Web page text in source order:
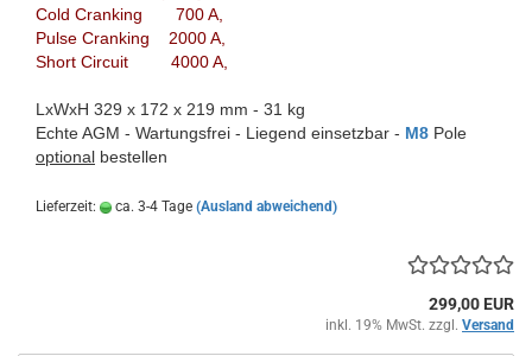
Cold Cranking 700 A,
Pulse Cranking 2000 A,
Short Circuit 4000 A,
LxWxH 329 x 172 x 219 mm - 31 kg
Echte AGM - Wartungsfrei - Liegend einsetzbar - M8 Pole
optional bestellen
Lieferzeit: ca. 3-4 Tage (Ausland abweichend)
299,00 EUR
inkl. 19% MwSt. zzgl. Versand